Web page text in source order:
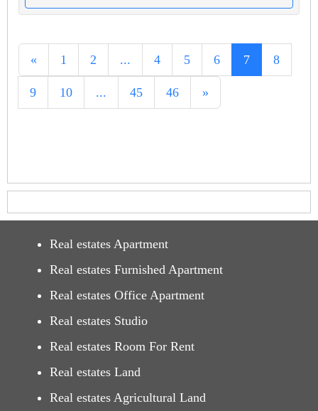
« 1 2 ... 4 5 6 7 8
9 10 ... 45 46 »
Real estates Apartment
Real estates Furnished Apartment
Real estates Office Apartment
Real estates Studio
Real estates Room For Rent
Real estates Land
Real estates Agricultural Land